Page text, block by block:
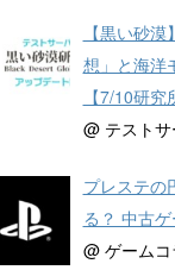
【黒い砂
想」と海洋
【7/10研究
@ テスト
プレステの
る？ 中古
@ ゲームコ